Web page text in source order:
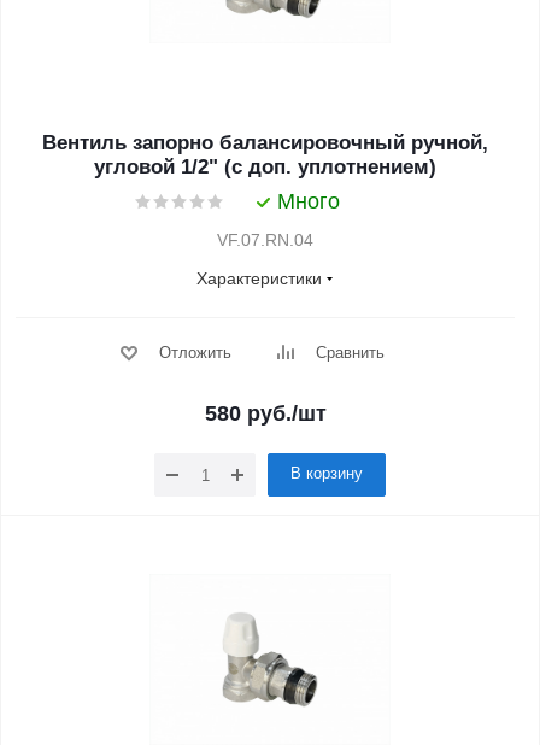
Вентиль запорно балансировочный ручной,
угловой 1/2" (с доп. уплотнением)
Много
VF.07.RN.04
Характеристики
Отложить Сравнить
580 руб./шт
В корзину